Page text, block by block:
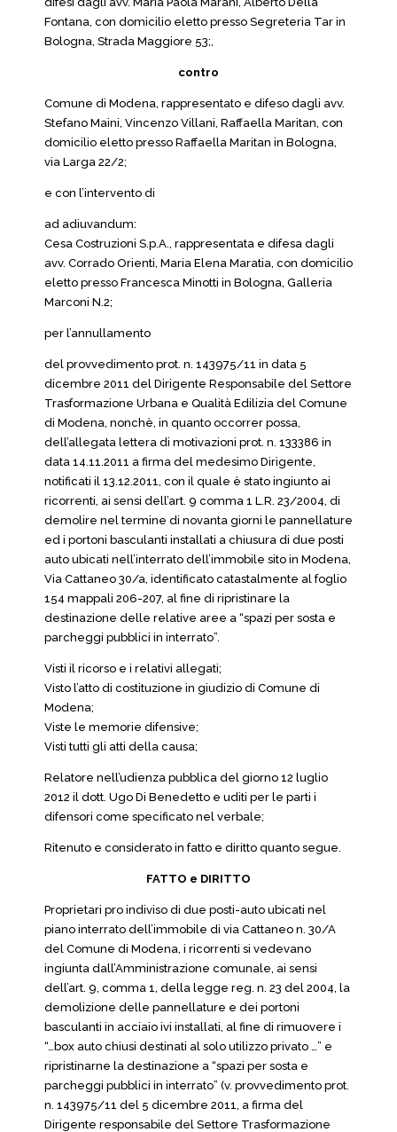
Fontana, con domicilio eletto presso Segreteria Tar in
Bologna, Strada Maggiore 53;,
contro
Comune di Modena, rappresentato e difeso dagli avv.
Stefano Maini, Vincenzo Villani, Raffaella Maritan, con
domicilio eletto presso Raffaella Maritan in Bologna,
via Larga 22/2;
e con l’intervento di
ad adiuvandum:
Cesa Costruzioni S.p.A., rappresentata e difesa dagli
avv. Corrado Orienti, Maria Elena Maratia, con domicilio
eletto presso Francesca Minotti in Bologna, Galleria
Marconi N.2;
per l’annullamento
del provvedimento prot. n. 143975/11 in data 5
dicembre 2011 del Dirigente Responsabile del Settore
Trasformazione Urbana e Qualità Edilizia del Comune
di Modena, nonchè, in quanto occorrer possa,
dell’allegata lettera di motivazioni prot. n. 133386 in
data 14.11.2011 a firma del medesimo Dirigente,
notificati il 13.12.2011, con il quale è stato ingiunto ai
ricorrenti, ai sensi dell’art. 9 comma 1 L.R. 23/2004, di
demolire nel termine di novanta giorni le pannellature
ed i portoni basculanti installati a chiusura di due posti
auto ubicati nell’interrato dell’immobile sito in Modena,
Via Cattaneo 30/a, identificato catastalmente al foglio
154 mappali 206-207, al fine di ripristinare la
destinazione delle relative aree a “spazi per sosta e
parcheggi pubblici in interrato”.
Visti il ricorso e i relativi allegati;
Visto l’atto di costituzione in giudizio di Comune di
Modena;
Viste le memorie difensive;
Visti tutti gli atti della causa;
Relatore nell’udienza pubblica del giorno 12 luglio
2012 il dott. Ugo Di Benedetto e uditi per le parti i
difensori come specificato nel verbale;
Ritenuto e considerato in fatto e diritto quanto segue.
FATTO e DIRITTO
Proprietari pro indiviso di due posti-auto ubicati nel
piano interrato dell’immobile di via Cattaneo n. 30/A
del Comune di Modena, i ricorrenti si vedevano
ingiunta dall’Amministrazione comunale, ai sensi
dell’art. 9, comma 1, della legge reg. n. 23 del 2004, la
demolizione delle pannellature e dei portoni
basculanti in acciaio ivi installati, al fine di rimuovere i
“…box auto chiusi destinati al solo utilizzo privato …” e
ripristinarne la destinazione a “spazi per sosta e
parcheggi pubblici in interrato” (v. provvedimento prot.
n. 143975/11 del 5 dicembre 2011, a firma del
Dirigente responsabile del Settore Trasformazione